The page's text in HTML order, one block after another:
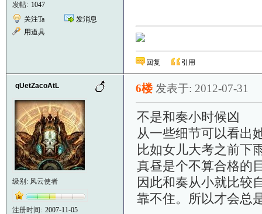
发帖: 1047
关注Ta
发消息
用道具
回复 引用
qUetZacoAtL
级别: 风云使者
注册时间: 2007-11-05
6楼 发表于: 2012-07-31
不是和奏小时候凶
从一些细节可以看出
比如女儿大考之前下
真昼是个不算合格的
因此和奏从小就比较
靠不住。所以才会总